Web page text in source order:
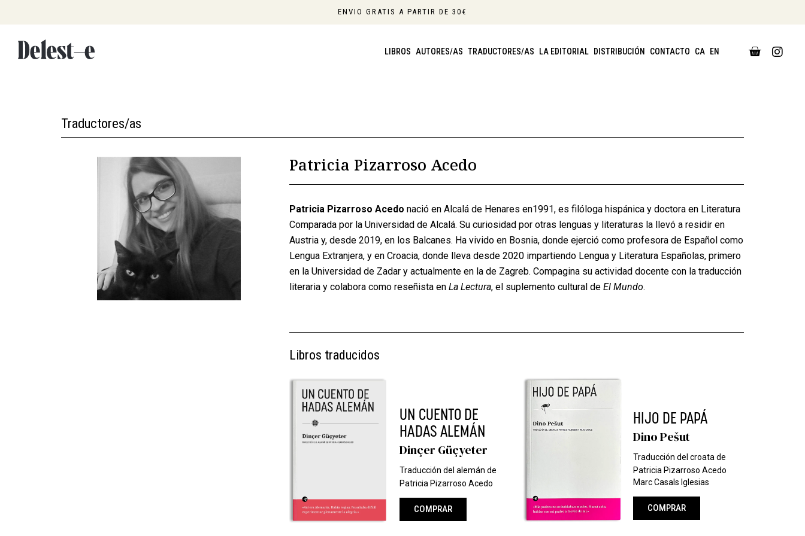
contenido
ENVIO GRATIS A PARTIR DE 30€
LIBROS AUTORES/AS TRADUCTORES/AS LA EDITORIAL DISTRIBUCIÓN CONTACTO CA EN CART
Traductores/as
Patricia Pizarroso Acedo
Patricia Pizarroso Acedo nació en Alcalá de Henares en1991, es filóloga hispánica y doctora en Literatura
Comparada por la Universidad de Alcalá. Su curiosidad por otras lenguas y literaturas la llevó a residir en
Austria y, desde 2019, en los Balcanes. Ha vivido en Bosnia, donde ejerció como profesora de Español como
Lengua Extranjera, y en Croacia, donde lleva desde 2020 impartiendo Lengua y Literatura Españolas, primero
en la Universidad de Zadar y actualmente en la de Zagreb. Compagina su actividad docente con la traducción
literaria y colabora como reseñista en La Lectura, el suplemento cultural de El Mundo.
Libros traducidos
UN CUENTO DE
HADAS ALEMÁN
Dinçer Güçyeter
Traducción del alemán de
Patricia Pizarroso Acedo
COMPRAR
HIJO DE PAPÁ
Dino Pešut
Traducción del croata de
Patricia Pizarroso Acedo
Marc Casals Iglesias
COMPRAR